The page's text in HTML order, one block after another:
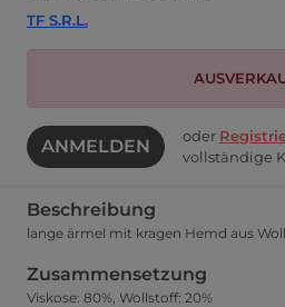
TF S.R.L.
ANMELDEN oder
vollständige
Beschreibung
lange ärmel mit kragen Hemd aus
Zusammensetzung
Viskose: 80%, Wollstoff: 20%